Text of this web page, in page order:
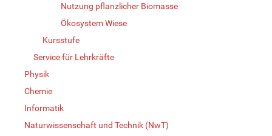
Nutzung pflanzlicher Biomasse
Ökosystem Wiese
Kursstufe
Service für Lehrkräfte
Physik
Chemie
Informatik
Naturwissenschaft und Technik (NwT)